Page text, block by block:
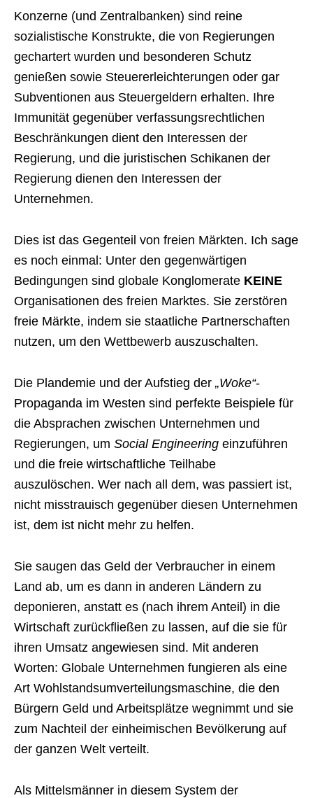
Konzerne (und Zentralbanken) sind reine
sozialistische Konstrukte, die von Regierungen
gechartert wurden und besonderen Schutz
genießen sowie Steuererleichterungen oder gar
Subventionen aus Steuergeldern erhalten. Ihre
Immunität gegenüber verfassungsrechtlichen
Beschränkungen dient den Interessen der
Regierung, und die juristischen Schikanen der
Regierung dienen den Interessen der
Unternehmen.
Dies ist das Gegenteil von freien Märkten. Ich sage
es noch einmal: Unter den gegenwärtigen
Bedingungen sind globale Konglomerate KEINE
Organisationen des freien Marktes. Sie zerstören
freie Märkte, indem sie staatliche Partnerschaften
nutzen, um den Wettbewerb auszuschalten.
Die Plandemie und der Aufstieg der „Woke“-
Propaganda im Westen sind perfekte Beispiele für
die Absprachen zwischen Unternehmen und
Regierungen, um Social Engineering einzuführen
und die freie wirtschaftliche Teilhabe
auszulöschen. Wer nach all dem, was passiert ist,
nicht misstrauisch gegenüber diesen Unternehmen
ist, dem ist nicht mehr zu helfen.
Sie saugen das Geld der Verbraucher in einem
Land ab, um es dann in anderen Ländern zu
deponieren, anstatt es (nach ihrem Anteil) in die
Wirtschaft zurückfließen zu lassen, auf die sie für
ihren Umsatz angewiesen sind. Mit anderen
Worten: Globale Unternehmen fungieren als eine
Art Wohlstandsumverteilungsmaschine, die den
Bürgern Geld und Arbeitsplätze wegnimmt und sie
zum Nachteil der einheimischen Bevölkerung auf
der ganzen Welt verteilt.
Als Mittelsmänner in diesem System der